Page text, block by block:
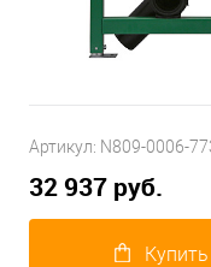
Артикул: N809-0006-
32 937 руб.
Купить